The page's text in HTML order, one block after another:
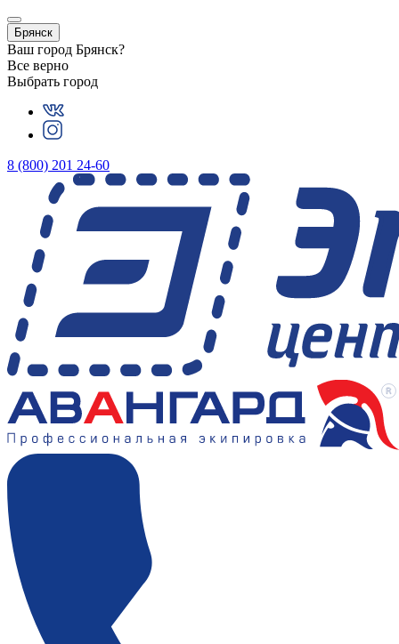
Брянск
Ваш город Брянск?
Все верно
Выбрать город
8 (800) 201 24-60